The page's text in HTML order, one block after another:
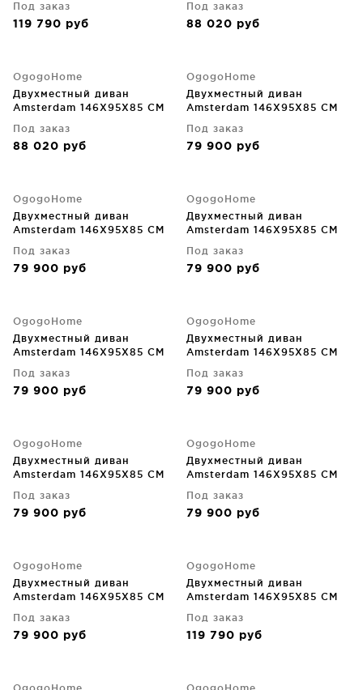
Под заказ
119 790 руб
Под заказ
88 020 руб
OgogoHome
Двухместный диван
Amsterdam 146X95X85 CM
Под заказ
88 020 руб
OgogoHome
Двухместный диван
Amsterdam 146X95X85 CM
Под заказ
79 900 руб
OgogoHome
Двухместный диван
Amsterdam 146X95X85 CM
Под заказ
79 900 руб
OgogoHome
Двухместный диван
Amsterdam 146X95X85 CM
Под заказ
79 900 руб
OgogoHome
Двухместный диван
Amsterdam 146X95X85 CM
Под заказ
79 900 руб
OgogoHome
Двухместный диван
Amsterdam 146X95X85 CM
Под заказ
79 900 руб
OgogoHome
Двухместный диван
Amsterdam 146X95X85 CM
Под заказ
79 900 руб
OgogoHome
Двухместный диван
Amsterdam 146X95X85 CM
Под заказ
79 900 руб
OgogoHome
Двухместный диван
Amsterdam 146X95X85 CM
Под заказ
79 900 руб
OgogoHome
Двухместный диван
Amsterdam 146X95X85 CM
Под заказ
119 790 руб